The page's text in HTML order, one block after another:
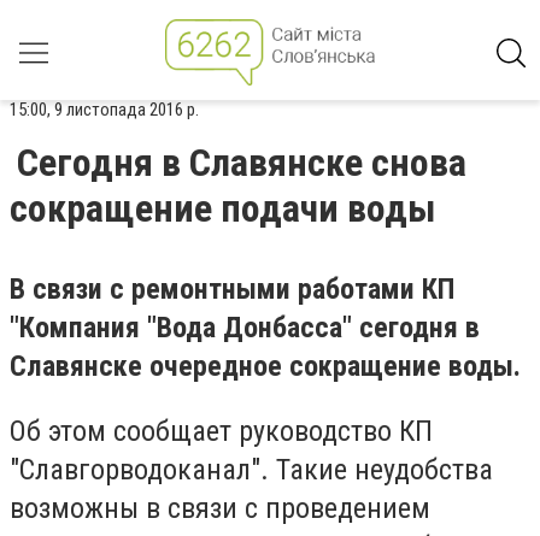
15:00, 9 листопада 2016 р.
Сегодня в Славянске снова
сокращение подачи воды
В связи с ремонтными работами КП
"Компания "Вода Донбасса" сегодня в
Славянске очередное сокращение воды.
Об этом сообщает руководство КП
"Славгорводоканал". Такие неудобства
возможны в связи с проведением